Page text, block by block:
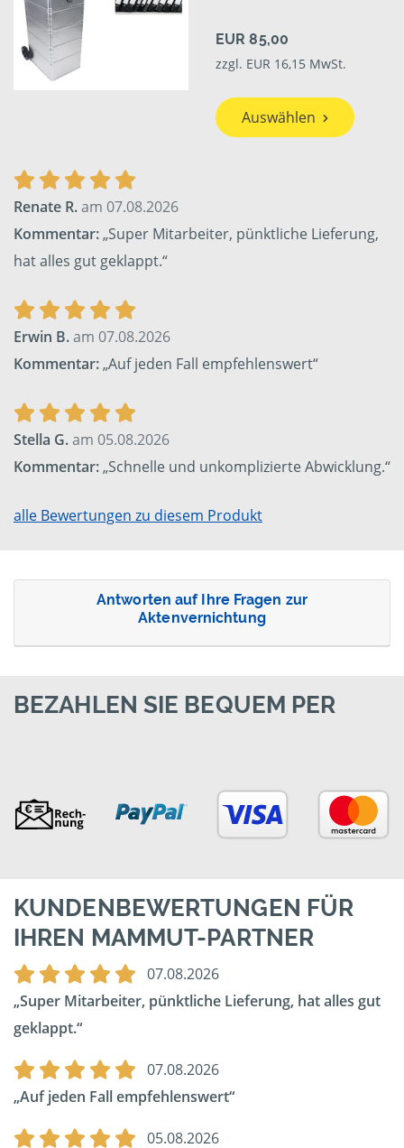
EUR 85,00
zzgl. EUR 16,15 MwSt.
Auswählen
Renate R.am 07.08.2026
Kommentar:„Super Mitarbeiter, pünktliche Lieferung,
hat alles gut geklappt.“
Erwin B.am 07.08.2026
Kommentar:„Auf jeden Fall empfehlenswert“
Stella G.am 05.08.2026
Kommentar:„Schnelle und unkomplizierte Abwicklung.“
alle Bewertungen zu diesem Produkt
Antworten auf Ihre Fragen zur
Aktenvernichtung
BEZAHLEN SIE BEQUEM PER
KUNDENBEWERTUNGEN FÜR
IHREN MAMMUT-PARTNER
07.08.2026
Super Mitarbeiter, pünktliche Lieferung, hat alles gut
geklappt.
07.08.2026
Auf jeden Fall empfehlenswert
05.08.2026